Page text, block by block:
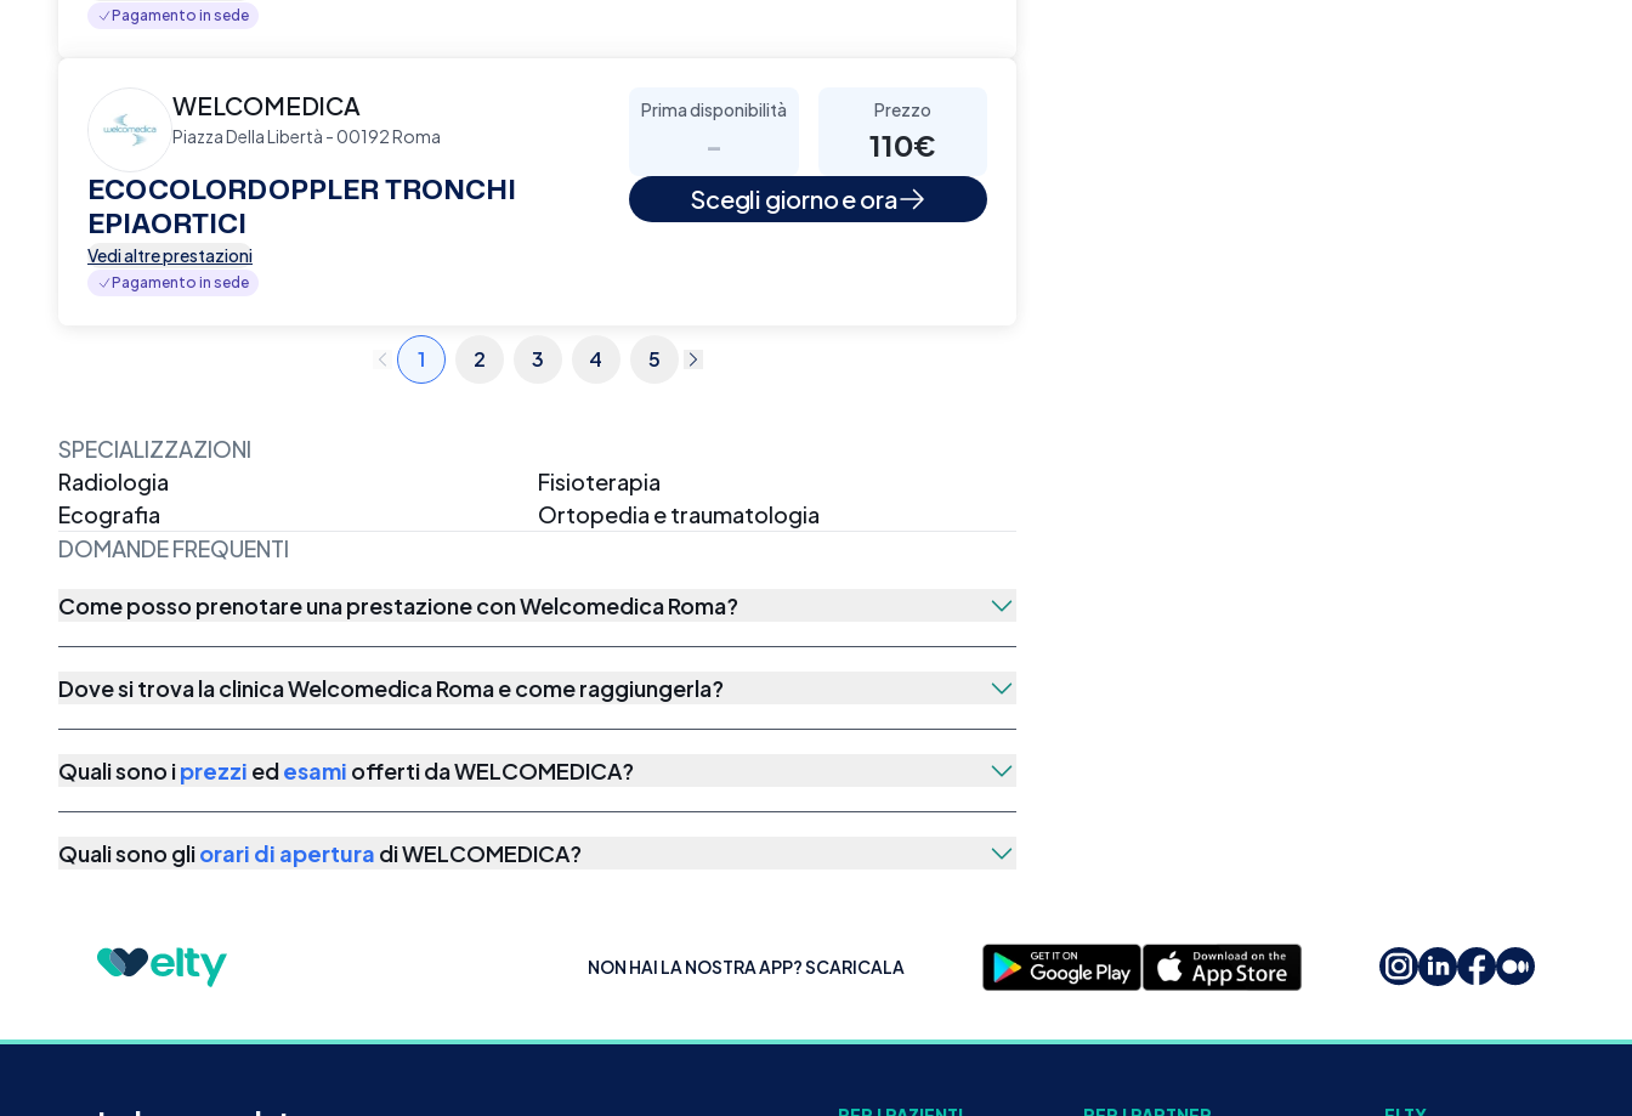
Pagamento in sede
WELCOMEDICA
Piazza Della Libertà - 00192 Roma
ECOCOLORDOPPLER TRONCHI
EPIAORTICI
Vedi altre prestazioni
Pagamento in sede
Prima disponibilità
-
Prezzo
110€
Scegli giorno e ora
1 2 3 4 5
SPECIALIZZAZIONI
Radiologia
Fisioterapia
Ecografia
Ortopedia e traumatologia
DOMANDE FREQUENTI
Come posso prenotare una prestazione con Welcomedica Roma?
Dove si trova la clinica Welcomedica Roma e come raggiungerla?
Quali sono iprezzi edesami offerti daWELCOMEDICA?
Quali sono gliorari di apertura diWELCOMEDICA?
NON HAI LA NOSTRA APP? SCARICALA